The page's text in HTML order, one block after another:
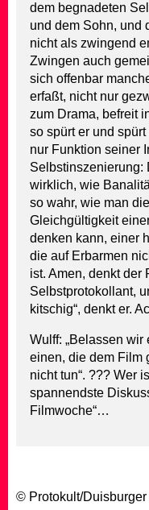
dem begnadeten
und dem Sohn, und
nicht als zwingend
Zwingen auch
sich offenbar
erfaßt, nicht nur
zum Drama, befreit
so spürt er und
nur Funktion seiner
Selbstinszenierung:
wirklich, wie
so wahr, wie man
Gleichgültigkeit
denken kann, einer
die auf Erbarmen
ist. Amen, denkt der
Selbstprotokollant,
kitschig“, denkt er.
Wulff: „Belassen
einen, die dem Film
nicht tun“. ??? Wer
spannendste
Filmwoche“…
© Protokult/